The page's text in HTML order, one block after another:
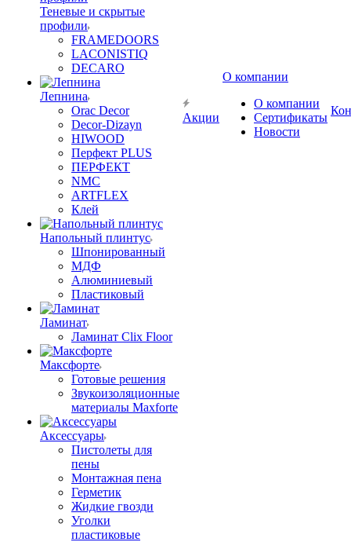
Теневые и скрытые
профили
FRAMEDOORS
LACONISTIQ
DECARO
Лепнина
Orac Decor
Decor-Dizayn
HIWOOD
Перфект PLUS
ПЕРФЕКТ
NMC
ARTFLEX
Клей
Напольный плинтус
Шпонированный
МДФ
Алюминиевый
Пластиковый
Ламинат
Ламинат Clix Floor
Максфорте
Готовые решения
Звукоизоляционные
материалы Maxforte
Аксессуары
Пистолеты для
пены
Монтажная пена
Герметик
Жидкие гвозди
Уголки
пластиковые
Акции
О компании
О компании
Сертификаты
Новости